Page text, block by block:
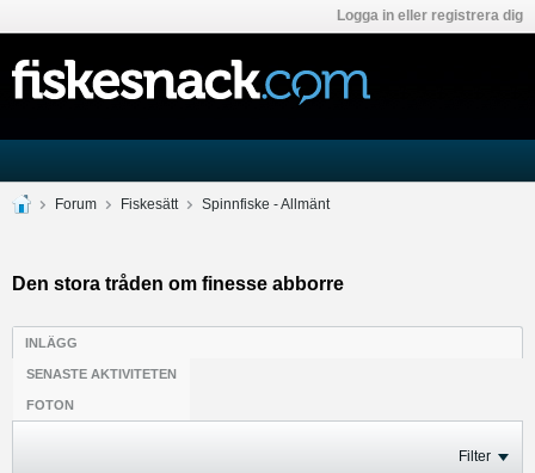
Logga in eller registrera dig
Forum Fiskesätt Spinnfiske - Allmänt
Den stora tråden om finesse abborre
INLÄGG
SENASTE AKTIVITETEN
FOTON
Filter